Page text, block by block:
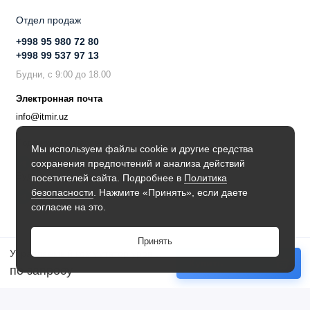
по запросу
Мы используем файлы cookie и другие средства
сохранения предпочтений и анализа действий
посетителей сайта. Подробнее в Политика
безопасности . Нажмите «Принять», если даете
согласие на это.
Принять
Отдел продаж
+998 95 980 72 80
+998 99 537 97 13
Будни, с 9:00 до 18.00
Электронная почта
info@itmir.uz
Поддержка в мессенджере
Будьте в курсе наших новостей!